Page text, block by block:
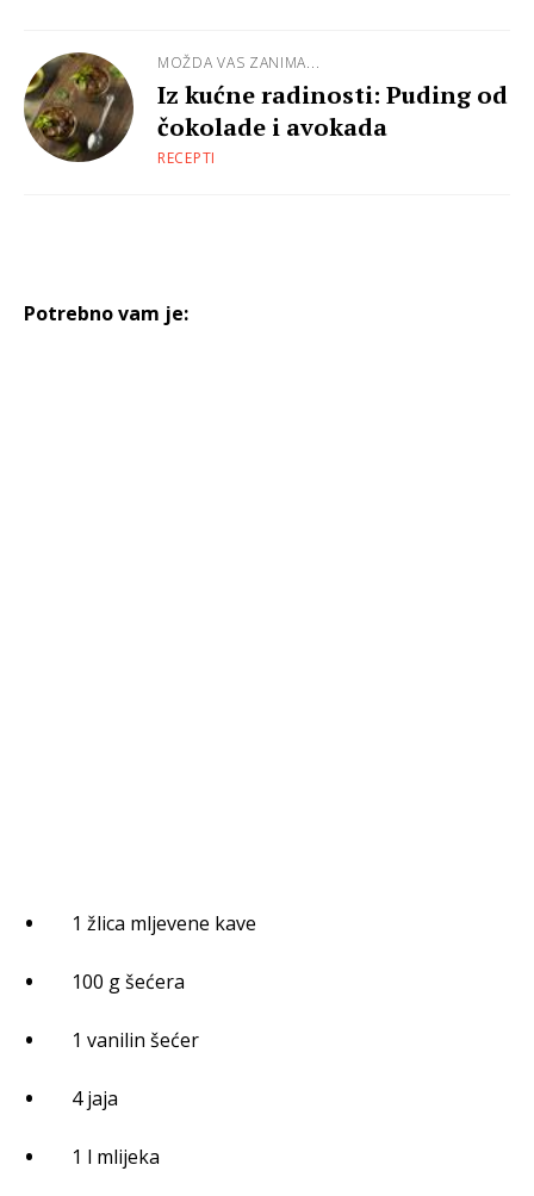
MOŽDA VAS ZANIMA...
Iz kućne radinosti: Puding od
čokolade i avokada
RECEPTI
Potrebno vam je:
1 žlica mljevene kave
100 g šećera
1 vanilin šećer
4 jaja
1 l mlijeka